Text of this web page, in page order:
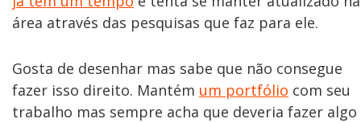
área através das pesquisas que faz para ele.
Gosta de desenhar mas sabe que não consegue
fazer isso direito. Mantém um portfólio com seu
trabalho mas sempre acha que deveria fazer algo